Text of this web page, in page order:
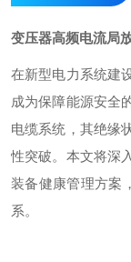
变压器高频电流局
在新型电力系统建
成为保障能源安全
电缆系统，其绝缘
性突破。本文将深
装备健康管理方案
系。